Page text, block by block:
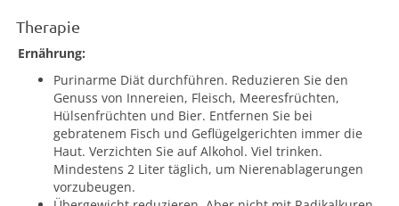
Therapie
Ernährung:
Purinarme Diät durchführen. Reduzieren Sie den
Genuss von Innereien, Fleisch, Meeresfrüchten,
Hülsenfrüchten und Bier. Entfernen Sie bei
gebratenem Fisch und Geflügelgerichten immer die
Haut. Verzichten Sie auf Alkohol. Viel trinken.
Mindestens 2 Liter täglich, um Nierenablagerungen
vorzubeugen.